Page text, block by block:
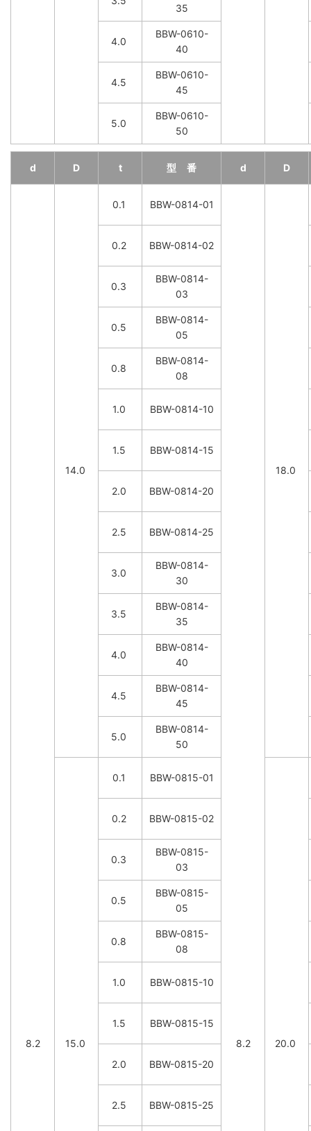
35
4.0
BBW-0610-
40
4.5
BBW-0610-
45
5.0
BBW-0610-
50
d D t 型 番 d D
8.2
14.0
0.1 BBW-0814-01
8.2
18.0
0.2 BBW-0814-02
0.3
BBW-0814-
03
0.5
BBW-0814-
05
0.8
BBW-0814-
08
1.0 BBW-0814-10
1.5 BBW-0814-15
2.0 BBW-0814-20
2.5 BBW-0814-25
3.0
BBW-0814-
30
3.5
BBW-0814-
35
4.0
BBW-0814-
40
4.5
BBW-0814-
45
5.0
BBW-0814-
50
15.0
0.1 BBW-0815-01
20.0
0.2 BBW-0815-02
0.3
BBW-0815-
03
0.5
BBW-0815-
05
0.8
BBW-0815-
08
1.0 BBW-0815-10
1.5 BBW-0815-15
2.0 BBW-0815-20
2.5 BBW-0815-25